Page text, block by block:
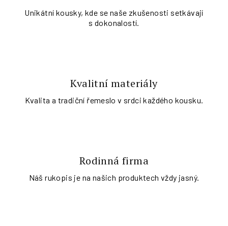
Unikátní kousky, kde se naše zkušenosti setkávají
s dokonalostí.
Kvalitní materiály
Kvalita a tradiční řemeslo v srdci každého kousku.
Rodinná firma
Náš rukopis je na našich produktech vždy jasný.